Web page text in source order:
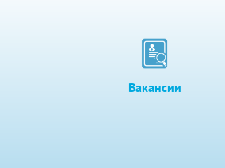
Вакансии